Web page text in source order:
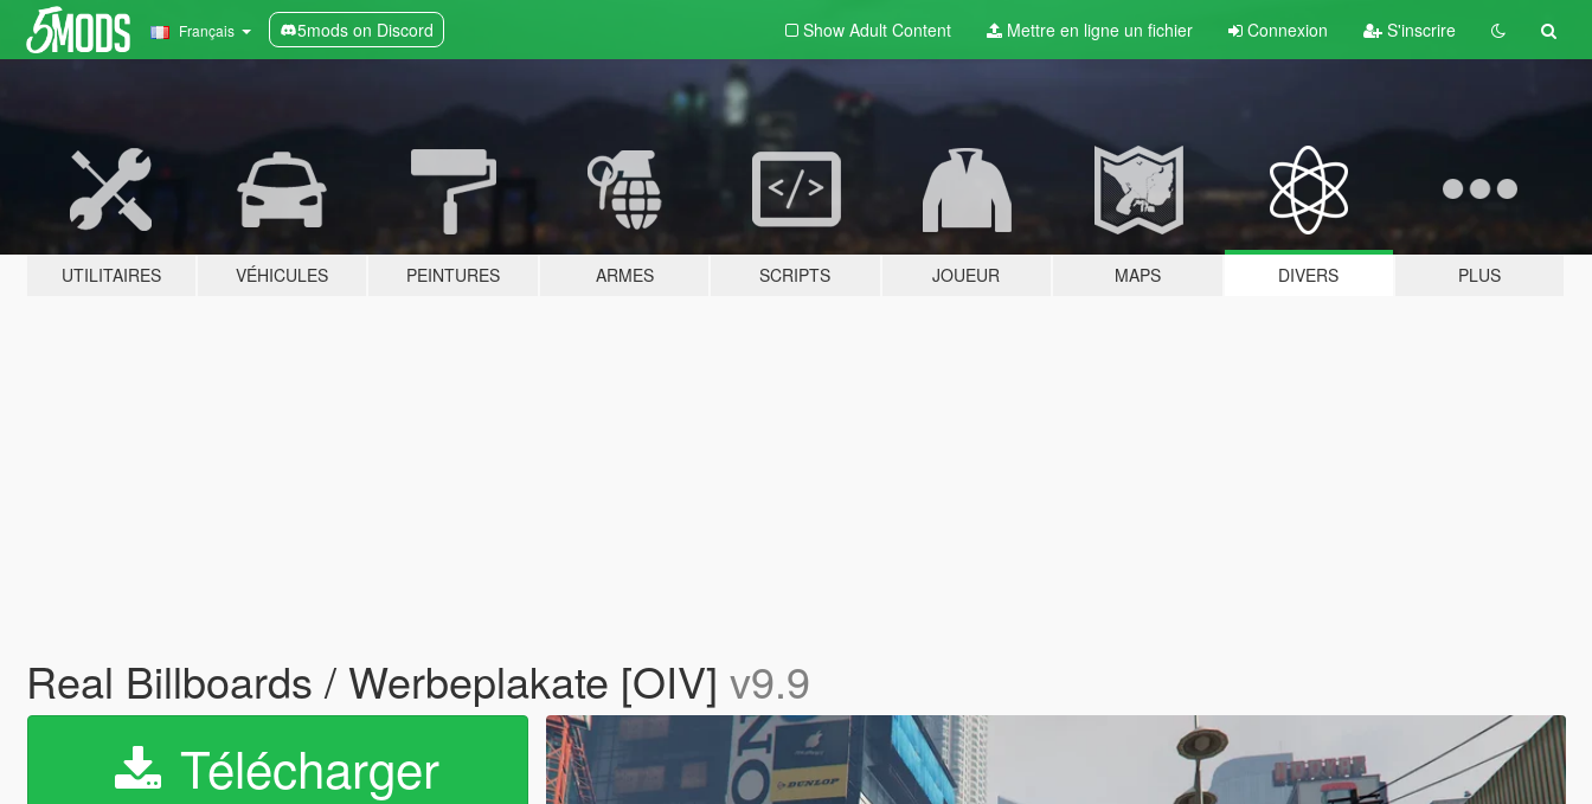
Français 5mods on Discord Show Adult Content Mettre en ligne un fichier Connexion S'inscrire
UTILITAIRES VÉHICULES PEINTURES ARMES SCRIPTS JOUEUR MAPS DIVERS PLUS
Real Billboards / Werbeplakate [OIV] v9.9
Télécharger